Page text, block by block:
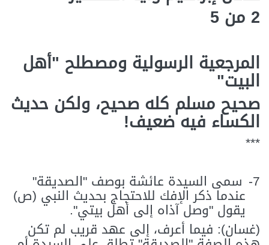
2 من 5
المرجعية الرسولية ومصطلح "أهل
البيت"
صحيح مسلم كله صحيح، ولكن حديث
الكساء فيه ضعيف!
***
7- سمى السيدة عائشة بوصف "الصديقة"
عندما ذكر الإفك للاحتجاج بحديث النبي (ص)
يقول "وصل آذاه إلى أهل بيتي".
(غسان): فيما أعرف، إلى عهد قريب لم تكن